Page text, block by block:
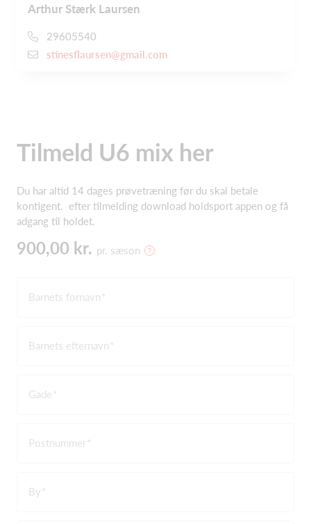
Arthur Stærk Laursen
29605540
stinesflaursen@gmail.com
Tilmeld U6 mix her
Du har altid 14 dages prøvetræning før du skal betale
kontigent. efter tilmelding download holdsport appen og få
adgang til holdet.
900,00 kr. pr. sæson
Barnets fornavn
Barnets efternavn
Gade
Postnummer
By